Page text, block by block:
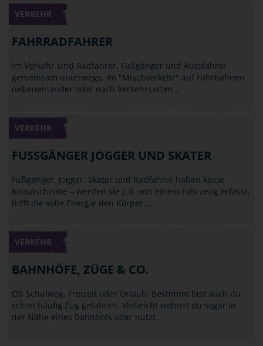
VERKEHR
FAHRRADFAHRER
Im Verkehr sind Radfahrer, Fußgänger und Autofahrer
gemeinsam unterwegs, im "Mischverkehr" auf Fahrbahnen
nebeneinander oder nach Verkehrsarten…
VERKEHR
FUSSGÄNGER JOGGER UND SKATER
Fußgänger, Jogger, Skater und Radfahrer haben keine
Knautschzone – werden sie z.B. von einem Fahrzeug erfasst,
trifft die volle Energie den Körper.…
VERKEHR
BAHNHÖFE, ZÜGE & CO.
Ob Schulweg, Freizeit oder Urlaub: Bestimmt bist auch du
schon häufig Zug gefahren. Vielleicht wohnst du sogar in
der Nähe eines Bahnhofs oder nutzt…